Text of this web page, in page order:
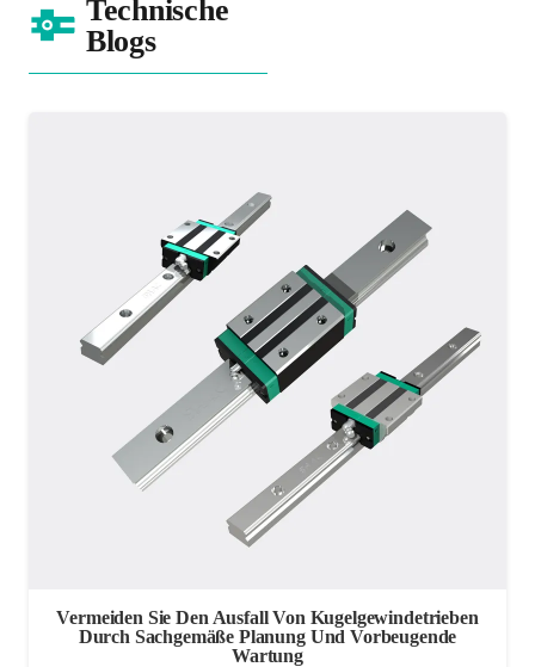
Technische
Blogs
Vermeiden Sie Den Ausfall Von Kugelgewindetrieben
Durch Sachgemäße Planung Und Vorbeugende
Wartung